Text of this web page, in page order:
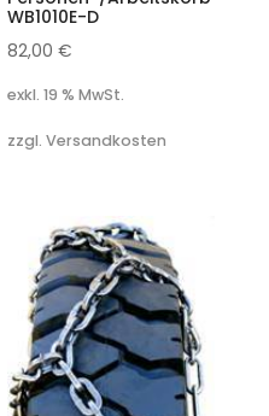
WB1010E-D
82,00€
exkl. 19 % MwSt.
zzgl. Versandkosten